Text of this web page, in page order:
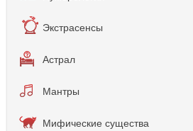
Экстрасенсы
Астрал
Мантры
Мифические существа